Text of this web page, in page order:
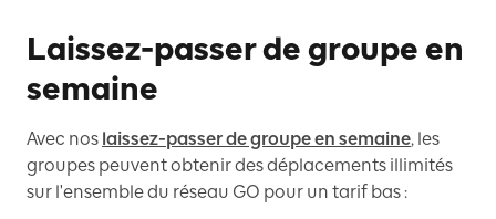
Laissez-passer de groupe en
semaine
Avec nos laissez-passer de groupe en semaine, les
groupes peuvent obtenir des déplacements illimités
sur l'ensemble du réseau GO pour un tarif bas :